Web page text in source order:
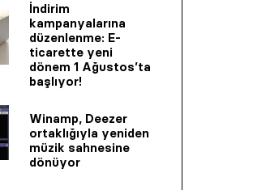
İndirim
kampanyalarına
düzenlenme: E-
ticarette yeni
dönem 1 Ağustos’ta
başlıyor!
Winamp, Deezer
ortaklığıyla yeniden
müzik sahnesine
dönüyor